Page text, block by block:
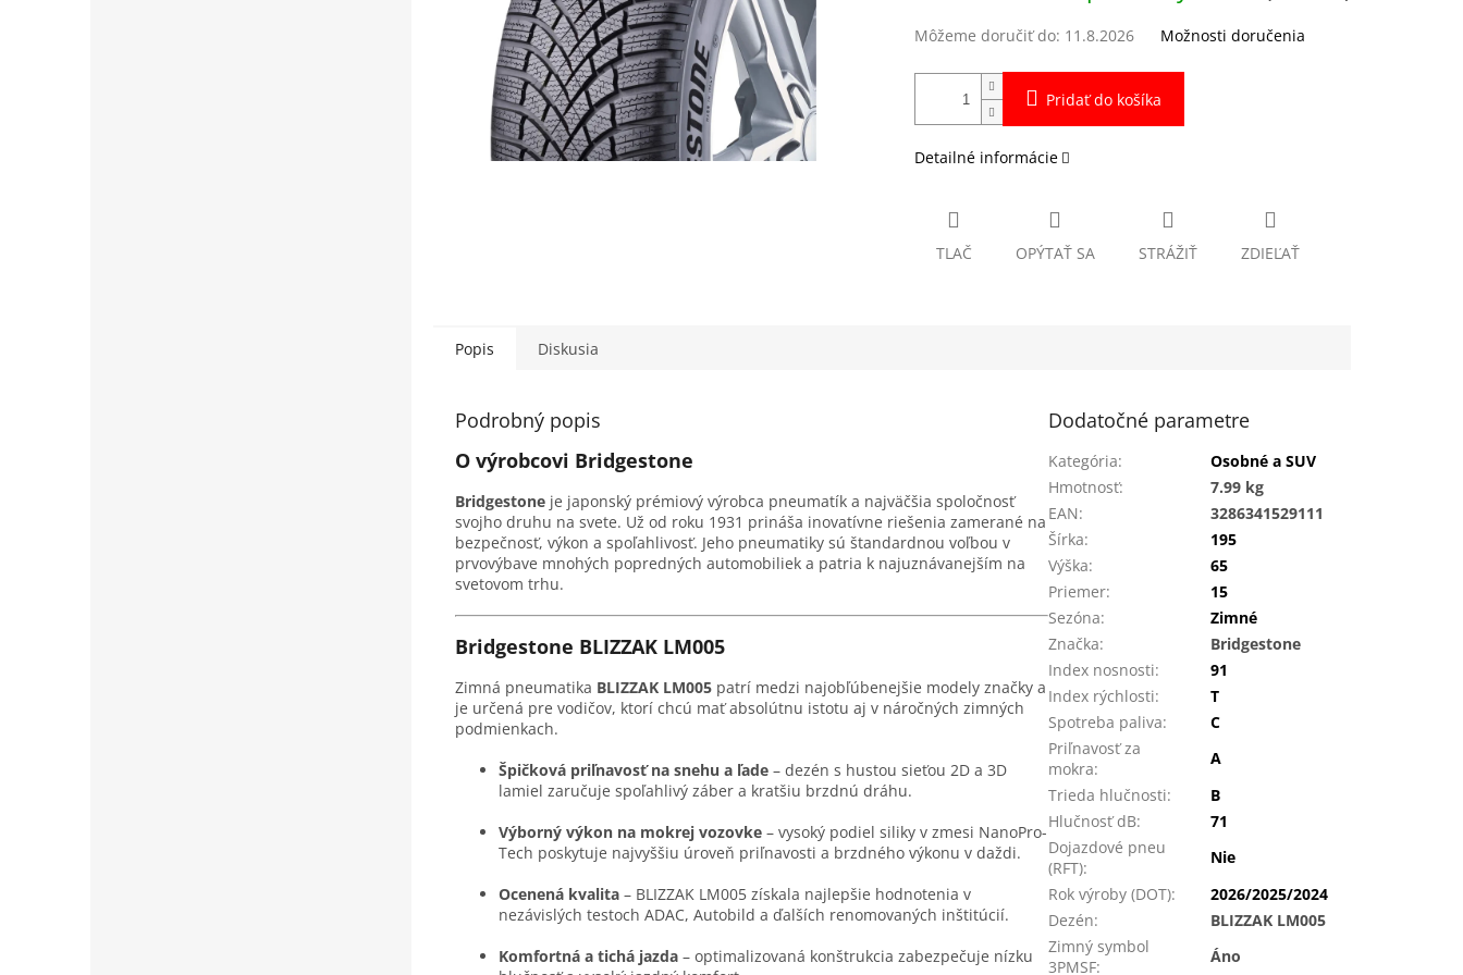
Môžeme doručiť do: 11.8.2026 Možnosti doručenia
Pridať do košíka
Detailné informácie
TLAČ OPÝTAŤ SA STRÁŽIŤ ZDIEĽAŤ
Popis Diskusia
Podrobný popis
O výrobcovi Bridgestone
Bridgestone je japonský prémiový výrobca pneumatík a najväčšia spoločnosť
svojho druhu na svete. Už od roku 1931 prináša inovatívne riešenia zamerané na
bezpečnosť, výkon a spoľahlivosť. Jeho pneumatiky sú štandardnou voľbou v
prvovýbave mnohých popredných automobiliek a patria k najuznávanejším na
svetovom trhu.
Bridgestone BLIZZAK LM005
Zimná pneumatika BLIZZAK LM005 patrí medzi najobľúbenejšie modely značky a
je určená pre vodičov, ktorí chcú mať absolútnu istotu aj v náročných zimných
podmienkach.
Špičková priľnavosť na snehu a ľade – dezén s hustou sieťou 2D a 3D
lamiel zaručuje spoľahlivý záber a kratšiu brzdnú dráhu.
Výborný výkon na mokrej vozovke – vysoký podiel siliky v zmesi NanoPro-
Tech poskytuje najvyššiu úroveň priľnavosti a brzdného výkonu v daždi.
Ocenená kvalita – BLIZZAK LM005 získala najlepšie hodnotenia v
nezávislých testoch ADAC, Autobild a ďalších renomovaných inštitúcií.
Komfortná a tichá jazda – optimalizovaná konštrukcia zabezpečuje nízku
Dodatočné parametre
Kategória:
Osobné a SUV
Hmotnosť:
7.99 kg
EAN:
3286341529111
Šírka:
195
Výška:
65
Priemer:
15
Sezóna:
Zimné
Značka:
Bridgestone
Index nosnosti:
91
Index rýchlosti:
T
Spotreba paliva:
C
Priľnavosť za
mokra:
A
Trieda hlučnosti:
B
Hlučnosť dB:
71
Dojazdové pneu
(RFT):
Nie
Rok výroby (DOT):
2026/2025/2024
Dezén:
BLIZZAK LM005
Zimný symbol
3PMSF:
Áno